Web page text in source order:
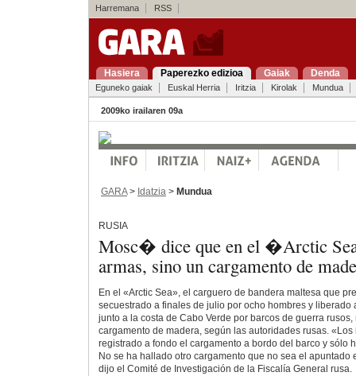
Harremana RSS
Hasiera Paperezko edizioa Gaiak Denda
Eguneko gaiak Euskal Herria Iritzia Kirolak Mundua
2009ko irailaren 09a
GARA> Idatzia > Mundua
RUSIA
Mosc� dice que en el �Arctic
armas, sino un cargamento de
En el «Arctic Sea», el carguero de bandera maltesa que
secuestrado a finales de julio por ocho hombres y liberado
junto a la costa de Cabo Verde por barcos de guerra
cargamento de madera, según las autoridades rusas.
registrado a fondo el cargamento a bordo del barco y sólo
No se ha hallado otro cargamento que no sea el apuntado
dijo el Comité de Investigación de la Fiscalía General rusa.